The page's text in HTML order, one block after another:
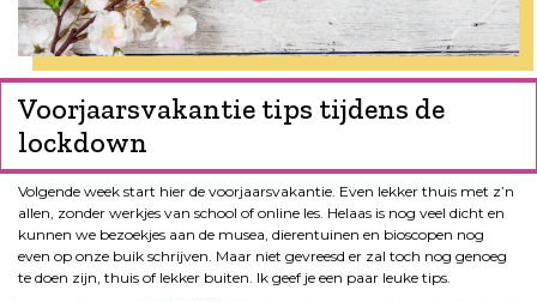
Voorjaarsvakantie tips tijdens de
lockdown
Volgende week start hier de voorjaarsvakantie. Even lekker thuis met z’n
allen, zonder werkjes van school of online les. Helaas is nog veel dicht en
kunnen we bezoekjes aan de musea, dierentuinen en bioscopen nog
even op onze buik schrijven. Maar niet gevreesd er zal toch nog genoeg
te doen zijn, thuis of lekker buiten. Ik geef je een paar leuke tips.